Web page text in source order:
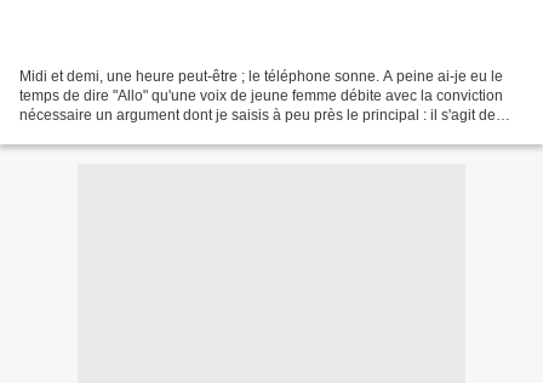
Midi et demi, une heure peut-être ; le téléphone sonne. A peine ai-je eu le
temps de dire "Allo" qu'une voix de jeune femme débite avec la conviction
nécessaire un argument dont je saisis à peu près le principal : il s'agit de